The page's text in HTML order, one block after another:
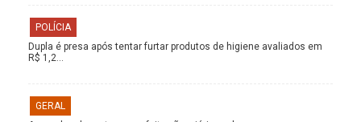
POLÍCIA
Dupla é presa após tentar furtar produtos de higiene avaliados em
R$ 1,2…
GERAL